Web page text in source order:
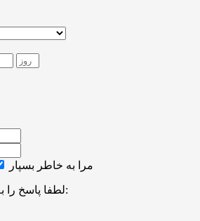
مرا به خاطر بسپار
لطفا پاسخ را به عدد انگلیسی وارد کنید: